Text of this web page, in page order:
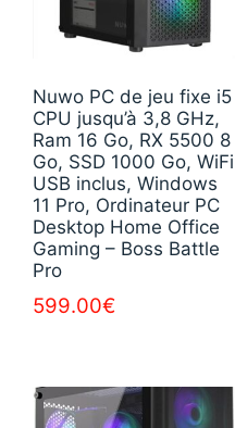
Nuwo PC de jeu fixe i5
CPU jusqu’à 3,8 GHz,
Ram 16 Go, RX 5500 8
Go, SSD 1000 Go, WiFi
USB inclus, Windows
11 Pro, Ordinateur PC
Desktop Home Office
Gaming – Boss Battle
Pro
599.00€